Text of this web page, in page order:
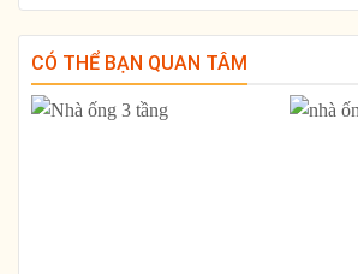
CÓ THỂ BẠN QUAN TÂM